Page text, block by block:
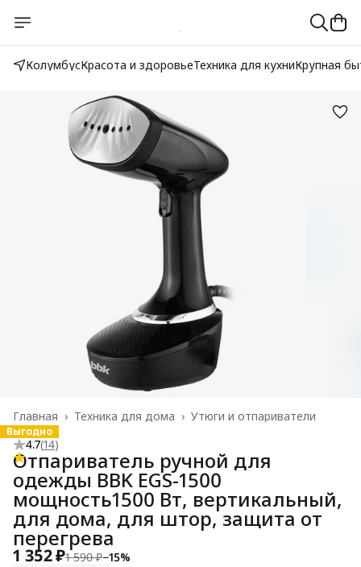
КолумбусКрасота и здоровьеТехника для кухниКрупная
Утюги и отпариватели
Техника для дома ›
Главная ›
Выгодно
4.7(14)
Отпариватель ручной для
одежды BBK EGS-1500
мощность1500 Вт, вертикальный,
для дома, для штор, защита от
перегрева
1 352 ₽1 590 ₽−15%